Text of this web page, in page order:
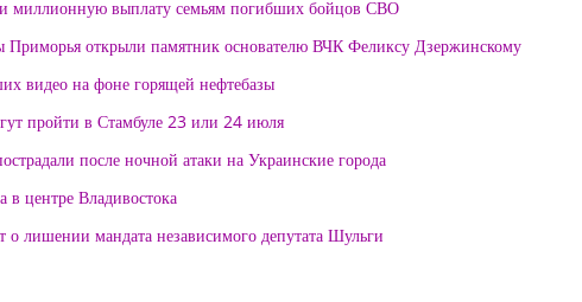
миллионную выплату семьям погибших бойцов СВО
Приморья открыли памятник основателю ВЧК Феликсу Дзержинскому
видео на фоне горящей нефтебазы
пройти в Стамбуле 23 или 24 июля
после ночной атаки на Украинские города
в центре Владивостока
о лишении мандата независимого депутата Шульги